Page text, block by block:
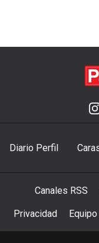
Diario Perfil
Canales RSS
Privacidad Equipo